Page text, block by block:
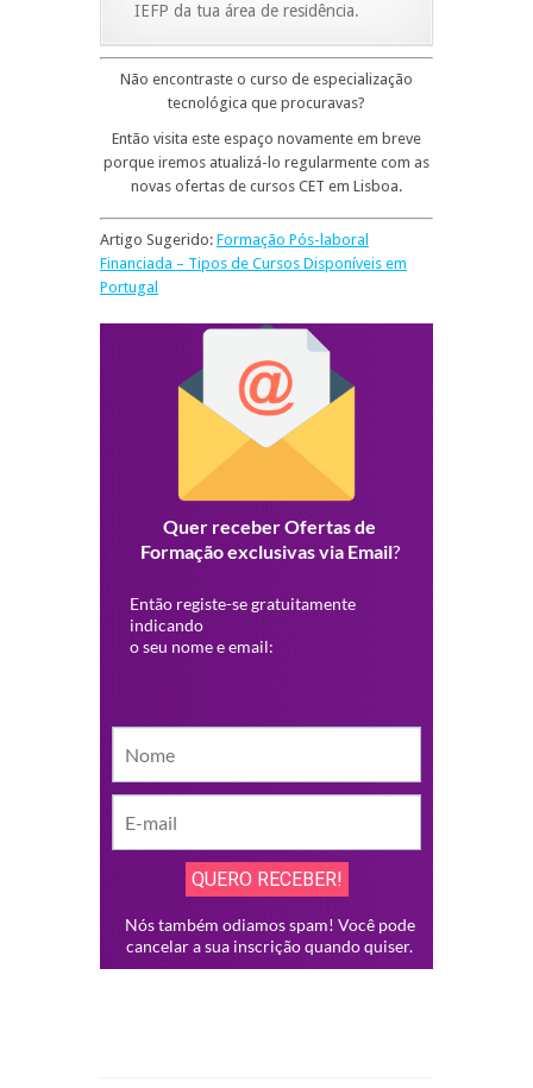
IEFP da tua área de residência.
Não encontraste o curso de especialização
tecnológica que procuravas?
Então visita este espaço novamente em breve
porque iremos atualizá-lo regularmente com as
novas ofertas de cursos CET em Lisboa.
Artigo Sugerido: Formação Pós-laboral
Financiada – Tipos de Cursos Disponíveis em
Portugal